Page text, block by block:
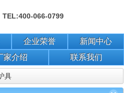
TEL:400-066-0799
企业荣誉
新闻中心
家介绍 联系我们
具